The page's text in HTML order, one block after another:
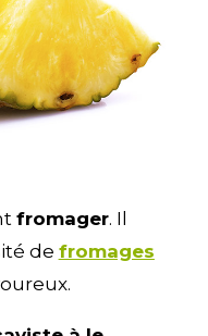
fromager. Il
de fromages